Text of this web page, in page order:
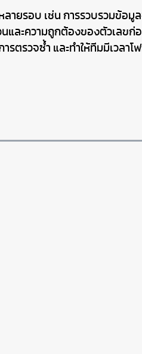
ยรอบ เช่น การรวบรวมข้อมู
และความถูกต้องของตัวเลขก่
ตรวจซ้ำ และทำให้ทีมมีเวลา